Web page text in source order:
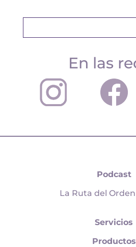
En las
Podcast
La Ruta del
Servicios
Productos